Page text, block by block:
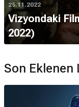
25.11.2022
Vizyondaki
2022)
Son Eklenen